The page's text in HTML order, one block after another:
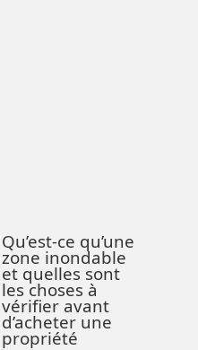
Qu’est-ce qu’une
zone inondable
et quelles sont
les choses à
vérifier avant
d’acheter une
propriété